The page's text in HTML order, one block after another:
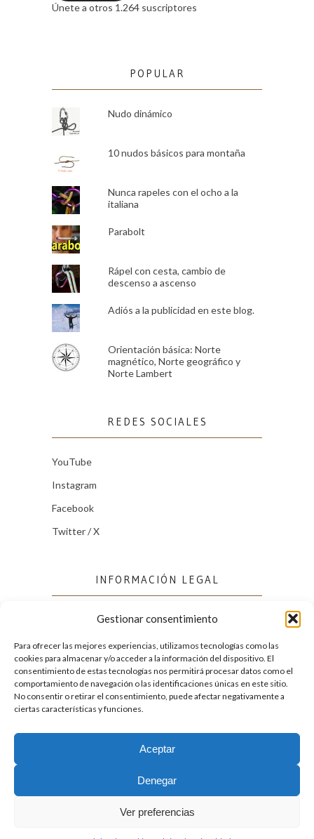
Gestionar consentimiento
Para ofrecer las mejores experiencias, utilizamos tecnologías como las
cookies para almacenar y/o acceder a la información del dispositivo. El
consentimiento de estas tecnologías nos permitirá procesar datos como el
comportamiento de navegación o las identificaciones únicas en este sitio.
No consentir o retirar el consentimiento, puede afectar negativamente a
ciertas características y funciones.
Aceptar
Denegar
Ver preferencias
Únete a otros 1.264 suscriptores
POPULAR
Nudo dinámico
10 nudos básicos para montaña
Nunca rapeles con el ocho a la
italiana
Parabolt
Rápel con cesta, cambio de
descenso a ascenso
Adiós a la publicidad en este blog.
Orientación básica: Norte
magnético, Norte geográfico y
Norte Lambert
REDES SOCIALES
YouTube
Instagram
Facebook
Twitter / X
INFORMACIÓN LEGAL
Política de cookies (UE)
Política de privacidad
FACEBOOK